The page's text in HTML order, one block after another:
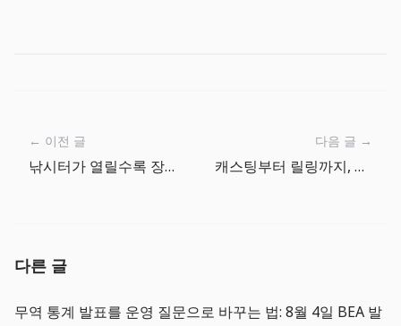
← 이전 글
낚시터가 열릴수록 장비 선택도 달라진다
다음 글 →
캐스팅부터 릴링까지, 한 번의 낚시 흐름 읽기
다른 글
무역 통계 발표를 운영 질문으로 바꾸는 법: 8월 4일 BEA 발